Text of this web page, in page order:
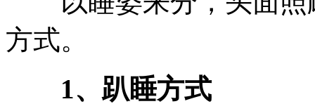
方式。
1、趴睡方式